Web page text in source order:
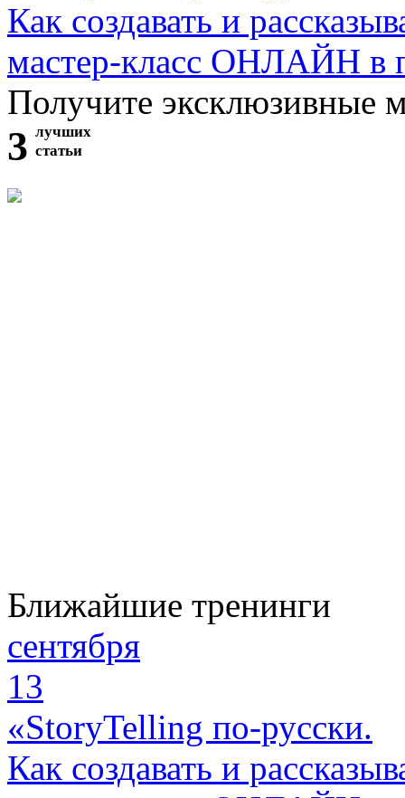
Как создавать и
мастер-класс ОНЛАЙН в
Получите эксклюзивные
3 лучших
статьи
Ближайшие тренинги
сентября
13
«StoryTelling по-русски.
Как создавать и